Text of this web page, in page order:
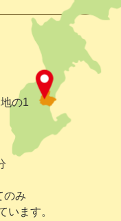
の1
のみ
います。